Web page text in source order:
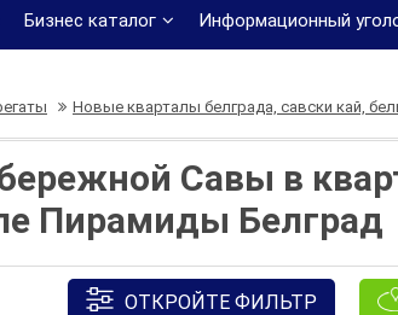
Бизнес каталог Информационный
Новые кварталы белграда, савски кай,
Савы в
Пирамиды Белград
ОТКРОЙТЕ ФИЛЬТР